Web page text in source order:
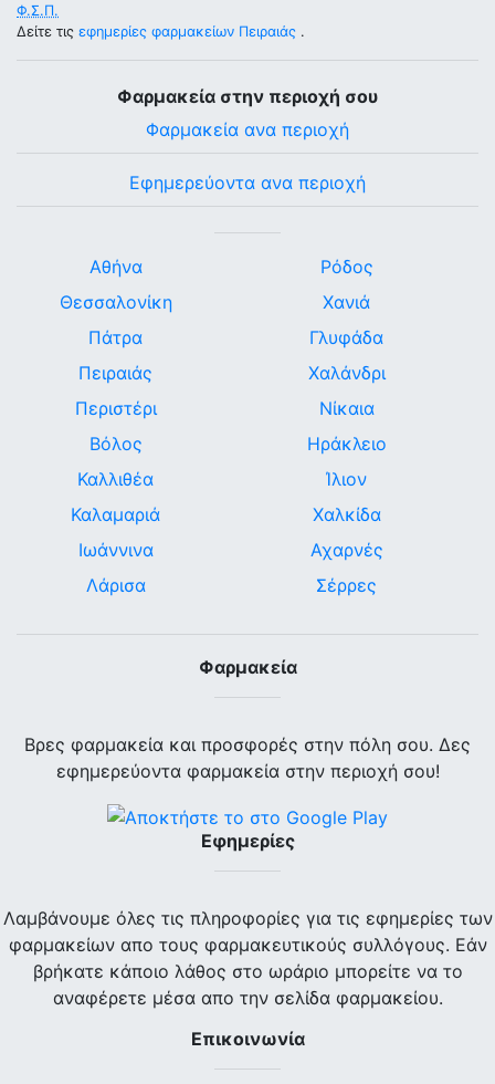
Φ.Σ.Π.
Δείτε τις εφημερίες φαρμακείων Πειραιάς .
Φαρμακεία στην περιοχή σου
Φαρμακεία ανα περιοχή
Εφημερεύοντα ανα περιοχή
Αθήνα
Θεσσαλονίκη
Πάτρα
Πειραιάς
Περιστέρι
Βόλος
Καλλιθέα
Καλαμαριά
Ιωάννινα
Λάρισα
Ρόδος
Χανιά
Γλυφάδα
Χαλάνδρι
Νίκαια
Ηράκλειο
Ίλιον
Χαλκίδα
Αχαρνές
Σέρρες
Φαρμακεία
Βρες φαρμακεία και προσφορές στην πόλη σου. Δες
εφημερεύοντα φαρμακεία στην περιοχή σου!
Εφημερίες
Λαμβάνουμε όλες τις πληροφορίες για τις εφημερίες των
φαρμακείων απο τους φαρμακευτικούς συλλόγους. Εάν
βρήκατε κάποιο λάθος στο ωράριο μπορείτε να το
αναφέρετε μέσα απο την σελίδα φαρμακείου.
Επικοινωνία